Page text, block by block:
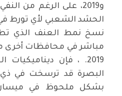
و2019، على الرغم من
الحشد الشعبي لأي تورط
نسخ نمط العنف الذي
مباشر في محافظات أخرى
2019. ، فإن
البصرة قد ترسخت في ذي
بشكل ملحوظ في ميسان